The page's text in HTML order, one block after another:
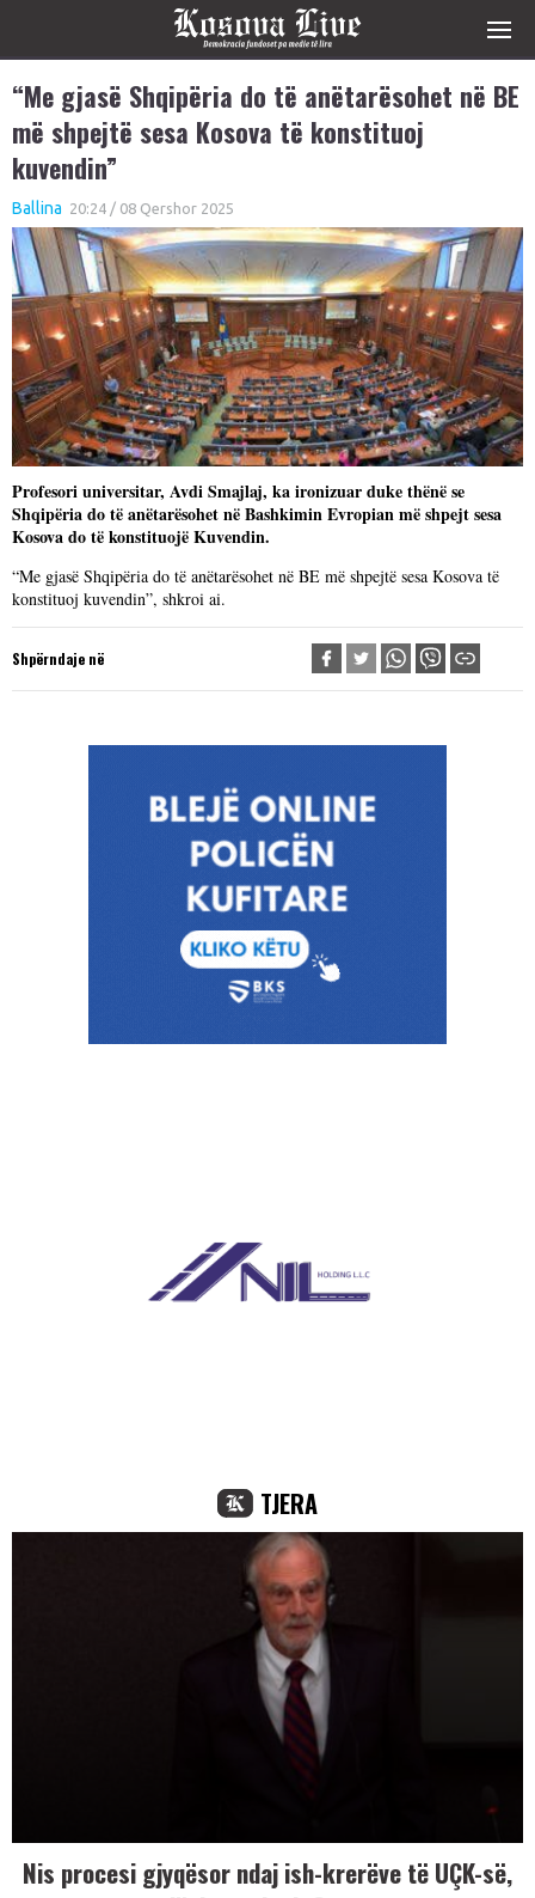
“Me gjasë Shqipëria do të anëtarësohet në BE
më shpejtë sesa Kosova të konstituoj
kuvendin”
Ballina 20:24 / 08 Qershor 2025
Profesori universitar, Avdi Smajlaj, ka ironizuar duke thënë se
Shqipëria do të anëtarësohet në Bashkimin Evropian më shpejt sesa
Kosova do të konstituojë Kuvendin.
“Me gjasë Shqipëria do të anëtarësohet në BE më shpejtë sesa Kosova të
konstituoj kuvendin”, shkroi ai.
Shpërndaje në
TJERA
Nis procesi gjyqësor ndaj ish-krerëve të UÇK-së,